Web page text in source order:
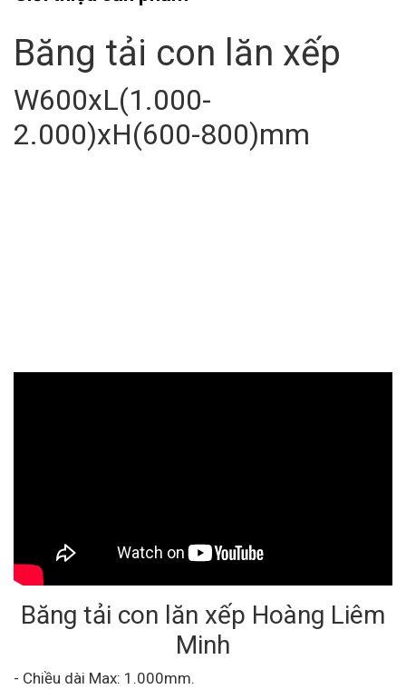
Băng tải con lăn xếp
W600xL(1.000-
2.000)xH(600-800)mm
Băng tải con lăn xếp Hoàng Liêm
Minh
- Chiều dài Max: 1.000mm.